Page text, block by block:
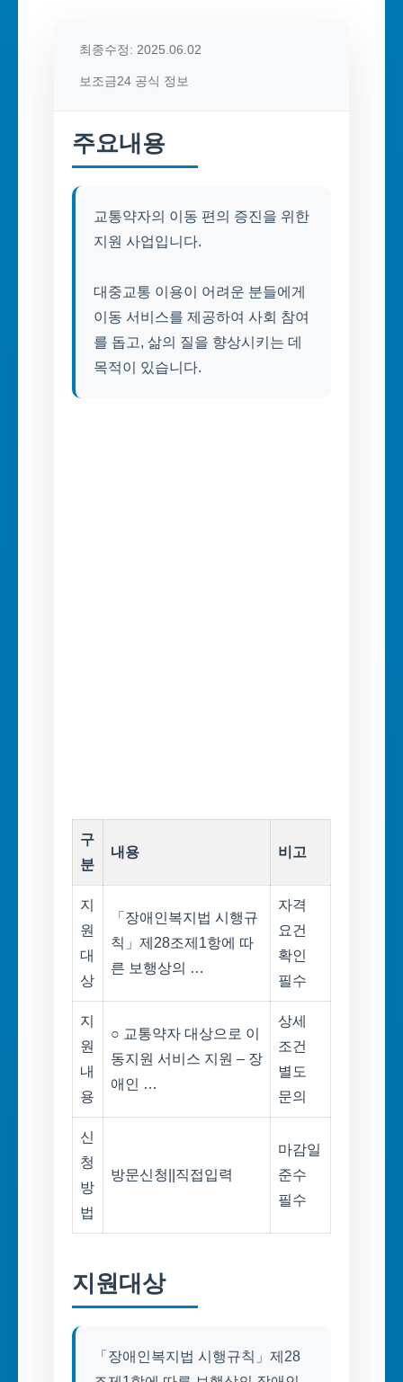
최종수정: 2025.06.02
보조금24 공식 정보
주요내용
교통약자의 이동 편의 증진을 위한
지원 사업입니다.
대중교통 이용이 어려운 분들에게
이동 서비스를 제공하여 사회 참여
를 돕고, 삶의 질을 향상시키는 데
목적이 있습니다.
구
분
내용 비고
지
원
대
상
「장애인복지법 시행규
칙」제28조제1항에 따
른 보행상의 …
자격
요건
확인
필수
지
원
내
용
○ 교통약자 대상으로 이
동지원 서비스 지원 – 장
애인 …
상세
조건
별도
문의
신
청
방
법
방문신청||직접입력
마감일
준수
필수
지원대상
「장애인복지법 시행규칙」제28